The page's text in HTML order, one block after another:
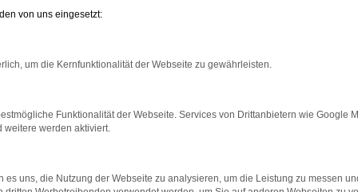
Top
und sorglos unterwegs in Berlin
aus. Allgemein bekannt ist die Langlebigkeit dieses
für Berlin suchen, liegen Sie goldrichtig und sichern
deren einwandfreie Qualität eine Garantie. Des Weiteren
Dass dies ganz sicher der Fall ist, sichern wir durch die
von uns eingesetzt:
um die Kernfunktionalität der Webseite zu gewährleisten.
Funktionalität der Webseite. Services von Drittanbietern wie Google
weitere werden aktiviert.
es uns, die Nutzung der Webseite zu analysieren, um die Leistung zu messen